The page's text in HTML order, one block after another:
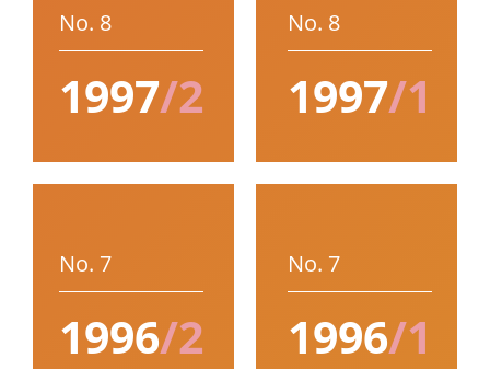
No. 8
1997/2
No. 8
1997/1
No. 7
1996/2
No. 7
1996/1